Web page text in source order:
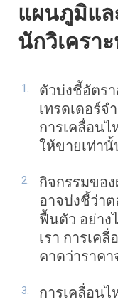
แผนภูมิแล
นักวิเครา
ตัวบ่งชี้อัตร
เทรดเดอร์จ
การเคลื่อน
ให้ขายเท่า
กิจกรรมขอ
อาจบ่งชี้ว่า
ฟื้นตัว อย่าง
เรา การเค
คาดว่าราคา
การเคลื่อน